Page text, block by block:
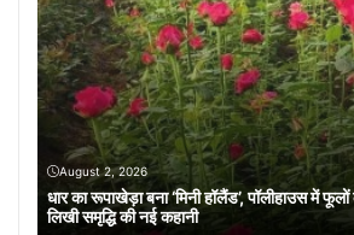
August 2, 2026
धार का रूपाखेड़ा बना ‘मिनी हॉलैंड’, पॉलीहाउस में
लिखी समृद्धि की नई कहानी